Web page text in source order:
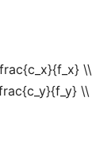
\\
\\